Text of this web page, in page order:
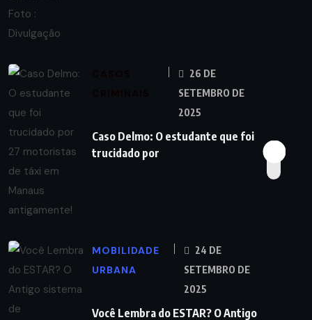
26 DE
SETEMBRO DE
2025
Caso Delmo: O estudante que foi
trucidado por
MOBILIDADE
URBANA
24 DE
SETEMBRO DE
2025
Você Lembra do ESTAR? O Antigo